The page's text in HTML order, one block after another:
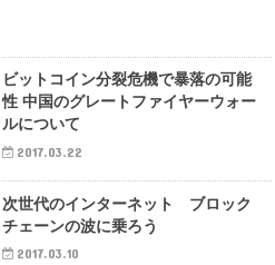
ビットコイン分裂危機で暴落の可能
性 中国のグレートファイヤーウォー
ルについて
2017.03.22
次世代のインターネット ブロック
チェーンの波に乗ろう
2017.03.10